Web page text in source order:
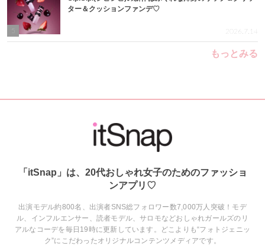
ター＆クッションファンデ♡
2026.7.14
もっとみる
「itSnap」は、20代おしゃれ女子のためのファッショ
ンアプリ♡
出演モデル約800名、出演者SNS総フォロワー数7,000万人突破！モデ
ル、インフルエンサー、読者モデル、サロモなどおしゃれガールズのリ
アルなコーデを毎日19時に更新しています。どこよりも“フォトジェニッ
ク”にこだわったオリジナルコンテンツメディアです。